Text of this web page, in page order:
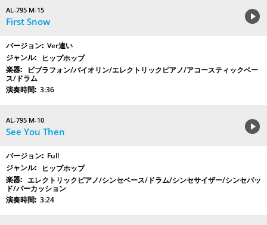
AL-795 M-15
First Snow
Ver違い
ヒップホップ
ビブラフォン/バイオリン/エレクトリックピアノ/アコースティックベー
ス/ドラム
3:36
AL-795 M-10
See You Then
Full
ヒップホップ
エレクトリックピアノ/シンセベース/ドラム/シンセサイザー/シンセパッ
ド/パーカッション
3:24